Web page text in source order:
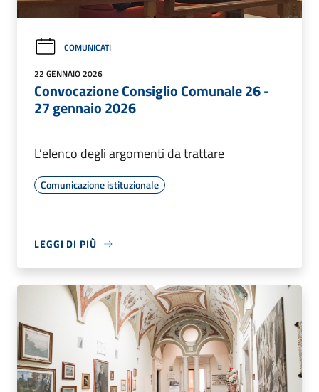
COMUNICATI
22 GENNAIO 2026
Convocazione Consiglio Comunale 26 -
27 gennaio 2026
L’elenco degli argomenti da trattare
Comunicazione istituzionale
LEGGI DI PIÙ